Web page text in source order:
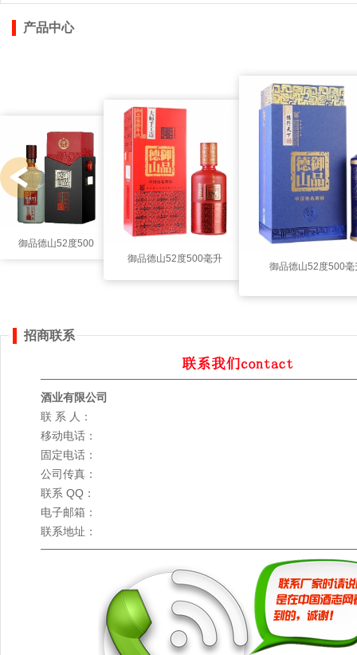
产品中心
御品德山52度500
御品德山52度500毫升
御品德山52度500毫
行天下）
招商联系
酒业有限公司
联 系 人：
移动电话：
固定电话：
公司传真：
联系 QQ：
电子邮箱：
联系地址：